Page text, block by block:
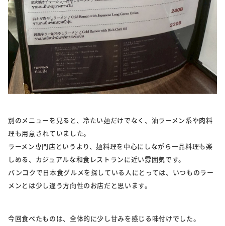
別のメニューを見ると、冷たい麺だけでなく、油ラーメン系や肉料
理も用意されていました。
ラーメン専門店というより、麺料理を中心にしながら一品料理も楽
しめる、カジュアルな和食レストランに近い雰囲気です。
バンコクで日本食グルメを探している人にとっては、いつものラー
メンとは少し違う方向性のお店だと思います。
今回食べたものは、全体的に少し甘みを感じる味付けでした。